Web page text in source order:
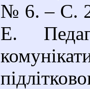
№ 6. – С.
Е.